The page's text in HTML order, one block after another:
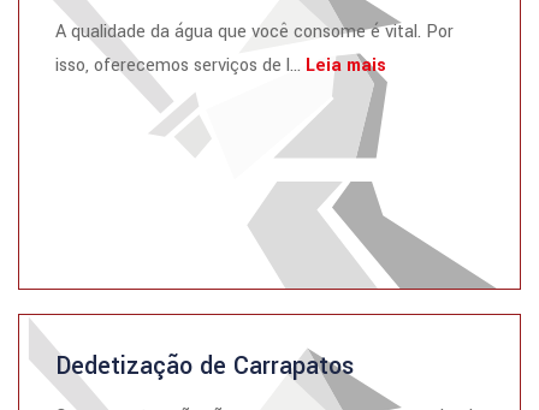
A qualidade da água que você consome é vital. Por
isso, oferecemos serviços de l... Leia mais
Dedetização de Carrapatos